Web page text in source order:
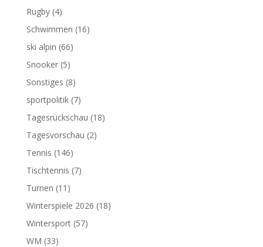
Rugby(4)
Schwimmen (16)
ski alpin (66)
Snooker(5)
Sonstiges (8)
sportpolitik(7)
Tagesrückschau (18)
Tagesvorschau (2)
Tennis (146)
Tischtennis (7)
Turnen (11)
Winterspiele 2026 (18)
Wintersport(57)
WM (33)